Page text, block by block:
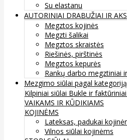
Su elastanu
AUTORINIAI DRABUŽIAI IR
Megztos kojinės
Megzti šalikai
Megztos skraistės
Riešinės, pirštinės
Megztos kepurės
Rankų darbo megztiniai
Mezgimo siūlai pagal
Kilpiniai siūlai Bukle ir
VAIKAMS IR KŪDIKIAMS
KOJINĖMS
Lateksas, padukai
Vilnos siūlai kojinėms